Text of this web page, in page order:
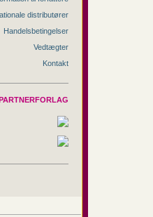
distributører
Handelsbetingelser
Vedtægter
Kontakt